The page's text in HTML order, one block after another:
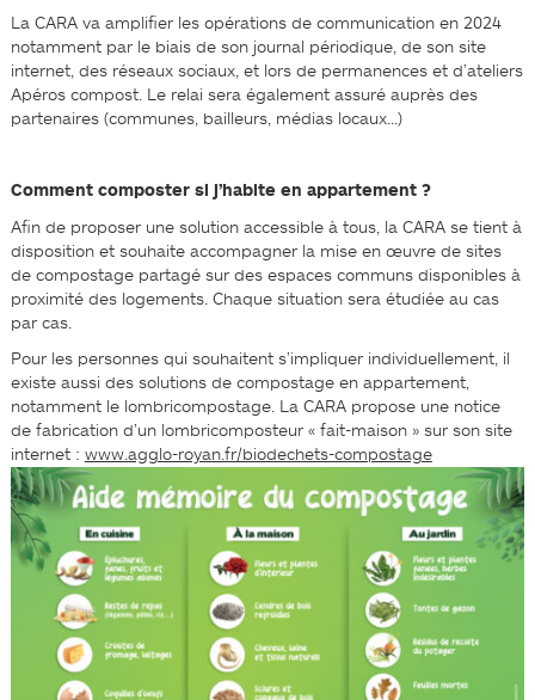
La CARA va amplifier les opérations de communication en 2024
notamment par le biais de son journal périodique, de son site
internet, des réseaux sociaux, et lors de permanences et d’ateliers
Apéros compost. Le relai sera également assuré auprès des
partenaires (communes, bailleurs, médias locaux…)
Comment composter si j’habite en appartement ?
Afin de proposer une solution accessible à tous, la CARA se tient à
disposition et souhaite accompagner la mise en œuvre de sites
de compostage partagé sur des espaces communs disponibles à
proximité des logements. Chaque situation sera étudiée au cas
par cas.
Pour les personnes qui souhaitent s’impliquer individuellement, il
existe aussi des solutions de compostage en appartement,
notamment le lombricompostage. La CARA propose une notice
de fabrication d’un lombricomposteur « fait-maison » sur son site
internet : www.agglo-royan.fr/biodechets-compostage